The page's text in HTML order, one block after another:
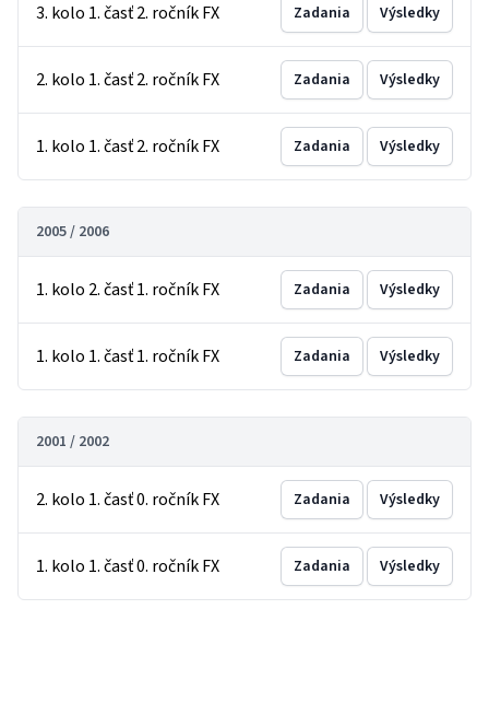
3. kolo 1. časť 2. ročník FX Zadania Výsledky
2. kolo 1. časť 2. ročník FX Zadania Výsledky
1. kolo 1. časť 2. ročník FX Zadania Výsledky
2005 / 2006
1. kolo 2. časť 1. ročník FX Zadania Výsledky
1. kolo 1. časť 1. ročník FX Zadania Výsledky
2001 / 2002
2. kolo 1. časť 0. ročník FX Zadania Výsledky
1. kolo 1. časť 0. ročník FX Zadania Výsledky